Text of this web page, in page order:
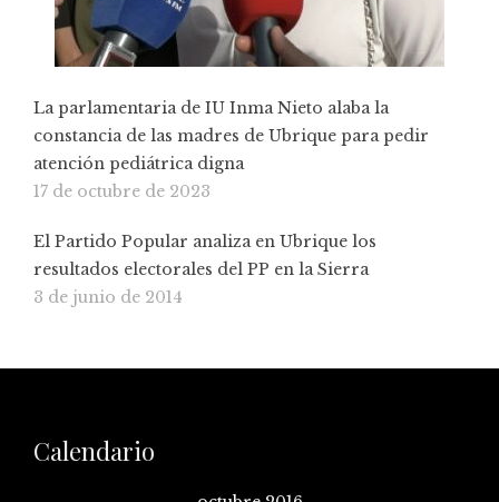
La parlamentaria de IU Inma Nieto alaba la
constancia de las madres de Ubrique para pedir
atención pediátrica digna
17 de octubre de 2023
El Partido Popular analiza en Ubrique los
resultados electorales del PP en la Sierra
3 de junio de 2014
Calendario